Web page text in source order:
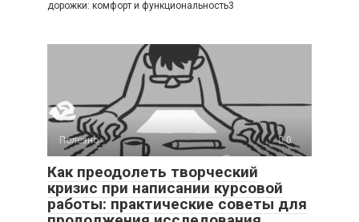
дорожки: комфорт и функциональность3
Полезно 0
Как преодолеть творческий
кризис при написании курсовой
работы: практические советы для